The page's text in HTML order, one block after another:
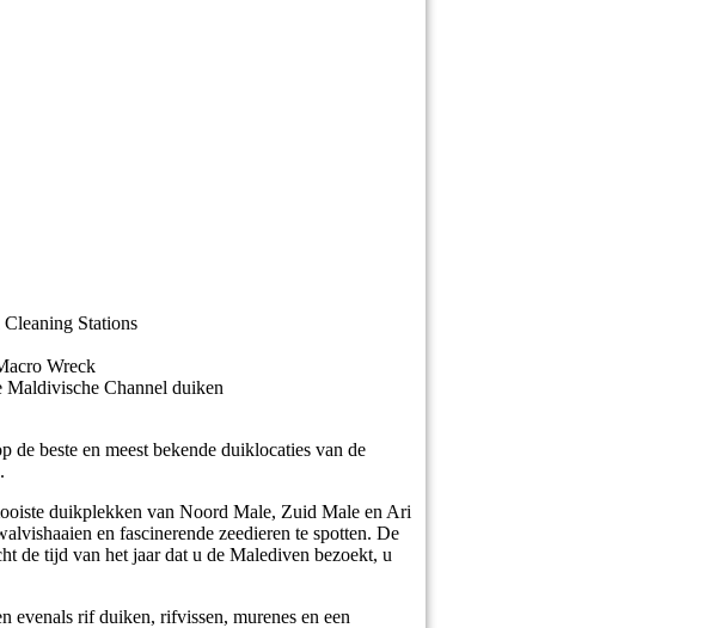
Stations
Wreck
Maldivische Channel duiken
beste en meest bekende duiklocaties van de
duikplekken van Noord Male, Zuid Male en Ari
en fascinerende zeedieren te spotten. De
de tijd van het jaar dat u de Malediven bezoekt, u
evenals rif duiken, rifvissen, murenes en een